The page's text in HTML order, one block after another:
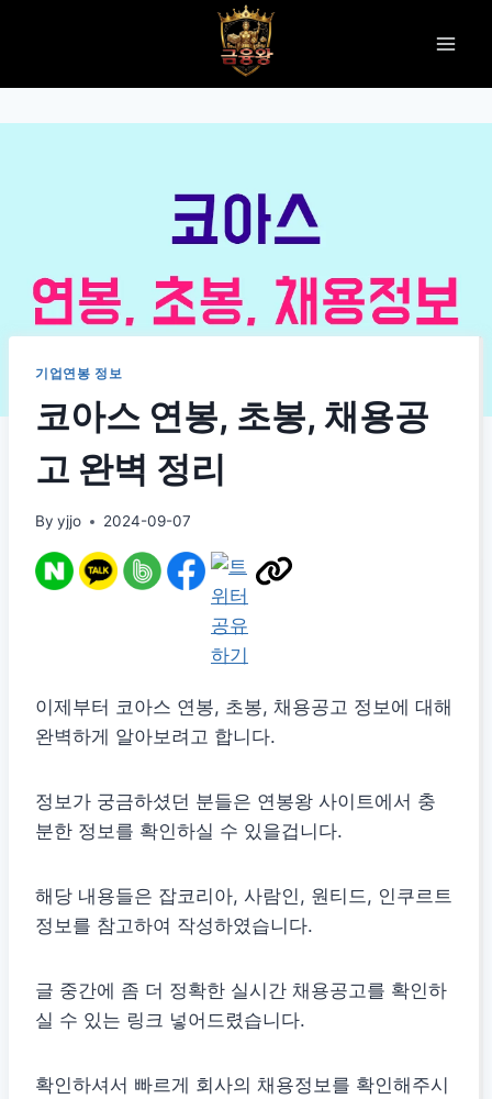
기업연봉 정보
코아스 연봉, 초봉, 채용공
고 완벽 정리
By yjjo 2024-09-07
이제부터 코아스 연봉, 초봉, 채용공고 정보에 대해
완벽하게 알아보려고 합니다.
정보가 궁금하셨던 분들은 연봉왕 사이트에서 충
분한 정보를 확인하실 수 있을겁니다.
해당 내용들은 잡코리아, 사람인, 원티드, 인쿠르트
정보를 참고하여 작성하였습니다.
글 중간에 좀 더 정확한 실시간 채용공고를 확인하
실 수 있는 링크 넣어드렸습니다.
확인하셔서 빠르게 회사의 채용정보를 확인해주시